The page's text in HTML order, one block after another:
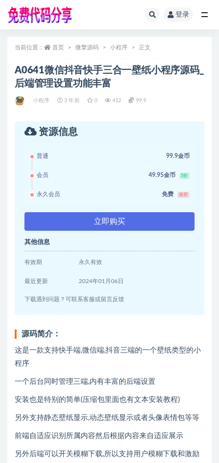
登录
当前位置： 首页 微擎源码 小程序 正文
A0641微信抖音快手三合一壁纸小程序源码_
后端管理设置功能丰富
小程序 3 年前 0 412 99.9
资源信息
普通 99.9金币
会员 49.95金币 5折
永久会员 免费 推荐
立即购买
其他信息
有效期 永久有效
最近更新 2024年01月06日
下载遇到问题？可联系客服或留言反馈
源码简介：
这是一款支持快手端,微信端,抖音三端的一个壁纸类型的小
程序
一个后台同时管理三端,内有丰富的后端设置
安装也是特别的简单(压缩包里面也有文本安装教程)
另外支持静态壁纸显示,动态壁纸显示或者头像表情包等等
前端自适应识别所属内容然后根据内容来自适应展示
另外后端可以开关模糊下载,所以支持用户模糊下载和激励